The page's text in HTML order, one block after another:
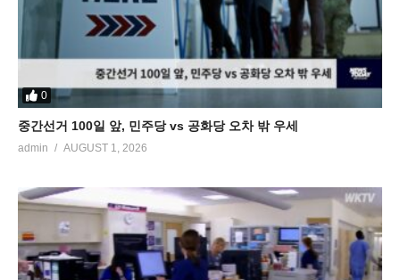
0
중간선거 100일 앞, 민주당 vs 공화당 오차 밖 우세
admin AUGUST 1, 2026